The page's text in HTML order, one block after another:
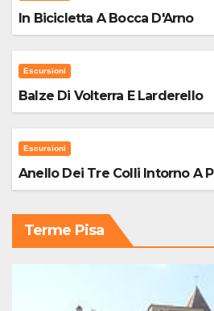
In Bicicletta A Bocca D'Arno
Escursioni
Balze Di Volterra E Larderello
Escursioni
Anello Dei Tre Colli Intorno A
Terme Pisa